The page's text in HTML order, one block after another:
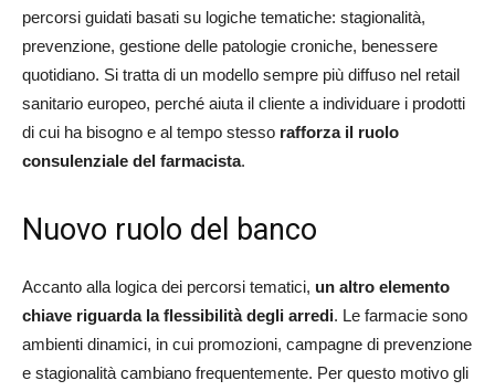
percorsi guidati basati su logiche tematiche: stagionalità,
prevenzione, gestione delle patologie croniche, benessere
quotidiano. Si tratta di un modello sempre più diffuso nel retail
sanitario europeo, perché aiuta il cliente a individuare i prodotti
di cui ha bisogno e al tempo stesso rafforza il ruolo
consulenziale del farmacista.
Nuovo ruolo del banco
Accanto alla logica dei percorsi tematici, un altro elemento
chiave riguarda la flessibilità degli arredi. Le farmacie sono
ambienti dinamici, in cui promozioni, campagne di prevenzione
e stagionalità cambiano frequentemente. Per questo motivo gli